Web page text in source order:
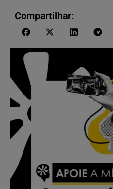
Compartilhar: